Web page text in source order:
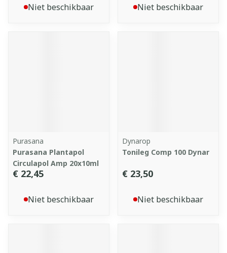
Niet beschikbaar Niet beschikbaar
Purasana
Purasana Plantapol
Circulapol Amp 20x10ml
€ 22,45
Niet beschikbaar
Dynarop
Tonileg Comp 100 Dynar
€ 23,50
Niet beschikbaar